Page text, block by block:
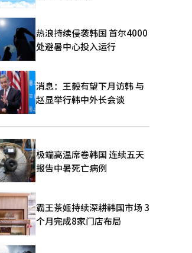
热浪持续侵袭韩国 首尔4000
处避暑中心投入运行
消息：王毅有望下月访韩 与
赵显举行韩中外长会谈
极端高温席卷韩国 连续五天
报告中暑死亡病例
霸王茶姬持续深耕韩国市场 3
个月完成8家门店布局